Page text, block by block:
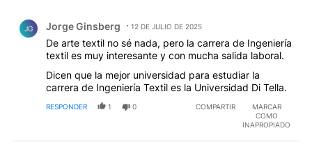
JG Jorge Ginsberg 12 DE JULIO DE 2025
De arte textil no sé nada, pero la carrera de Ingeniería
textil es muy interesante y con mucha salida laboral.
Dicen que la mejor universidad para estudiar la
carrera de Ingeniería Textil es la Universidad Di Tella.
RESPONDER 1 0 COMPARTIR
MARCAR
COMO
INAPROPIADO